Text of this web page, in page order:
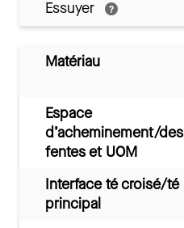
Essuyer
Matériau
Espace
d’acheminement/des
fentes et UOM
Interface té croisé/té
principal